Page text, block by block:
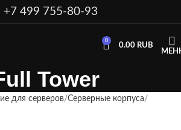
+7 499 755-80-93
0
0.00 RUB
Tower
для серверов Серверные корпуса